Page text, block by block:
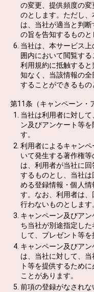
の変更、提供頻度の
のとします。ただし
は、当社が適当と判
の旨を告知するものと
当社は、本サービス
囲内において閲覧す
利用規約に抵触する
知なく、当該情報の
することができるもの
第11条（キャンペーン・
当社は利用者に対し
ン及びアンケート等
す。
利用者によるキャン
いて発生する著作権
は、利用者が当社に
するものとし、当社
める登録情報・個人
す。なお、利用者は
行わないものとします
キャンペーン及びア
ち当社が別途指定し
して、プレゼント等を
キャンペーン及びア
は、当社に対して、
ト等を提供するため
ことがあります。
前項の登録がなされ